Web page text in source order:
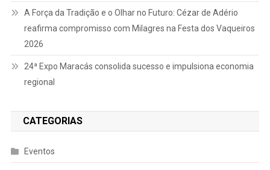
A Força da Tradição e o Olhar no Futuro: Cézar de Adério
reafirma compromisso com Milagres na Festa dos Vaqueiros
2026
24ª Expo Maracás consolida sucesso e impulsiona economia
regional
CATEGORIAS
Eventos